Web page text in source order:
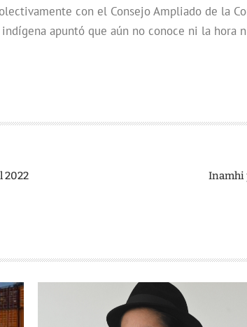
con el Consejo Ampliado de la
apuntó que aún no conoce ni la
2022
Inamhi